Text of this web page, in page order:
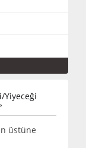
Yiyeceği
üstüne